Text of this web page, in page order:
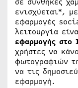
ενισχύεται*,
εφαρμογές
λειτουργία
εφαρμογής στο
χρήστες να
φωτογραφιών
να τις
εφαρμογή.